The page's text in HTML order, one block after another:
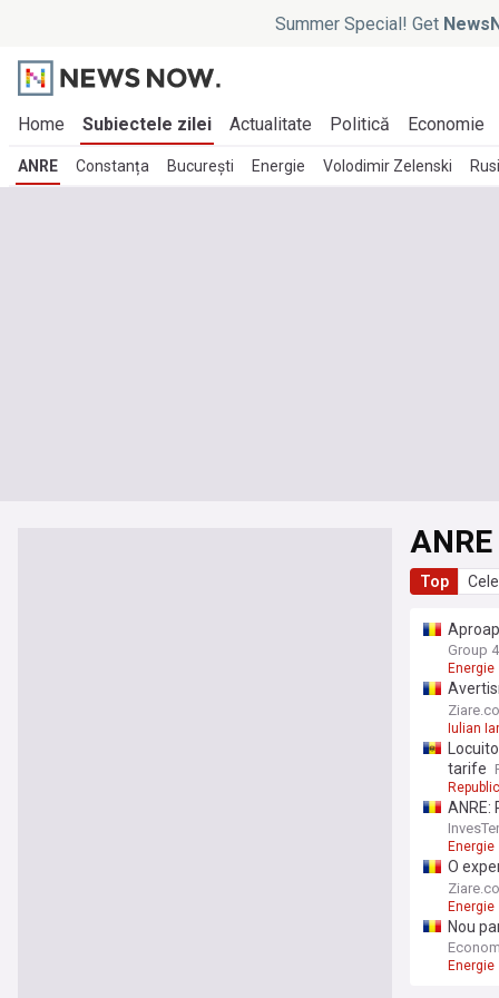
Summer Special! Get
Home Subiectele zilei Actualitate Politică Economie
ANRE Constanța București Energie Volodimir Zelenski
ANRE
Top
Group
Energie
Iulian
tarife
ANRE:
Energie
O
Energie
Nou
Energie